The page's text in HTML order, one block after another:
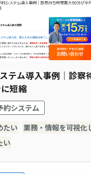
テム導入事例｜診察
短縮
約システム
たい 業務・情報を可視化
い